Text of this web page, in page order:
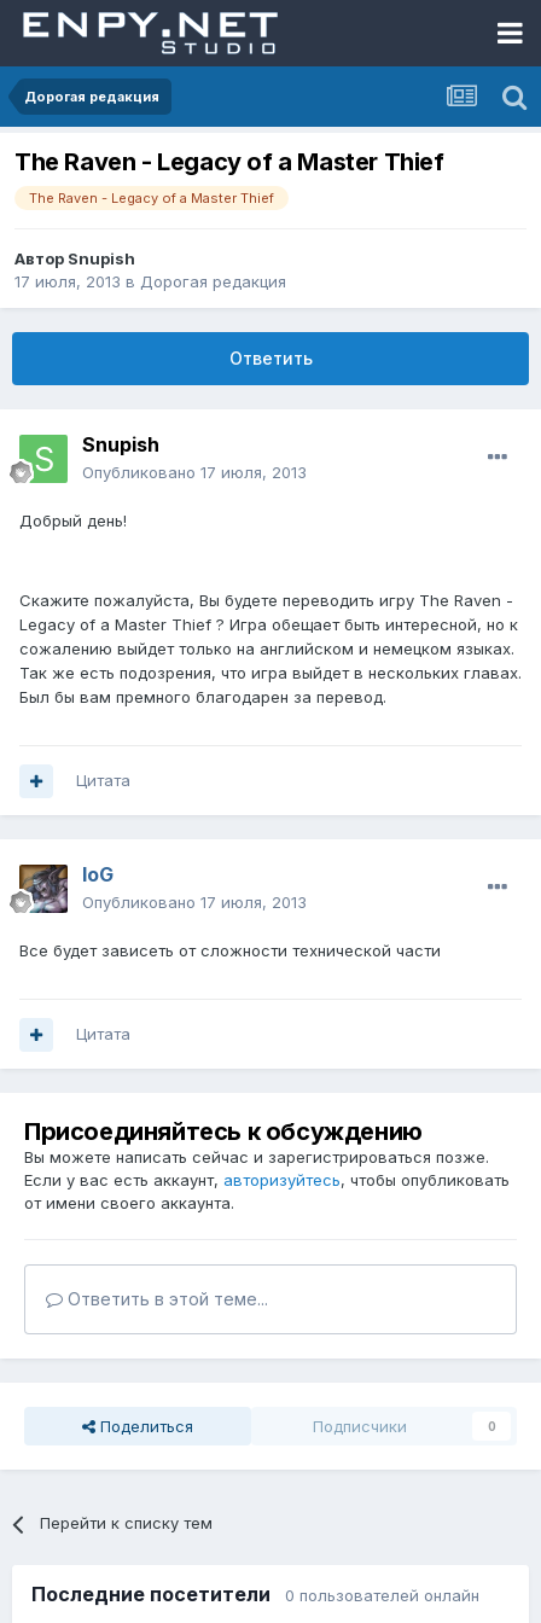
Дорогая редакция
The Raven - Legacy of a Master Thief
The Raven - Legacy of a Master Thief
Автор Snupish
17 июля, 2013 в Дорогая редакция
Ответить
Snupish
Опубликовано 17 июля, 2013
Добрый день!
Скажите пожалуйста, Вы будете переводить игру The Raven -
Legacy of a Master Thief ? Игра обещает быть интересной, но к
сожалению выйдет только на английском и немецком языках.
Так же есть подозрения, что игра выйдет в нескольких главах.
Был бы вам премного благодарен за перевод.
Цитата
IoG
Опубликовано 17 июля, 2013
Все будет зависеть от сложности технической части
Цитата
Присоединяйтесь к обсуждению
Вы можете написать сейчас и зарегистрироваться позже.
Если у вас есть аккаунт, авторизуйтесь, чтобы опубликовать
от имени своего аккаунта.
Ответить в этой теме...
Поделиться Подписчики 0
Перейти к списку тем
Последние посетители 0 пользователей онлайн